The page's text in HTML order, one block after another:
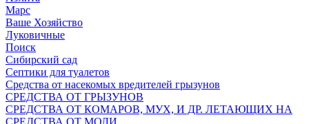
Марс
Ваше Хозяйство
Луковичные
Поиск
Сибирский сад
Септики для туалетов
Средства от насекомых вредителей грызунов
СPEДСТВА ОТ ГРЫЗУНОВ
СРЕДСТВА ОТ КОМАРОВ, МУХ, И ДР. ЛЕТАЮЩИХ НА
СРЕДСТВА ОТ МОЛИ